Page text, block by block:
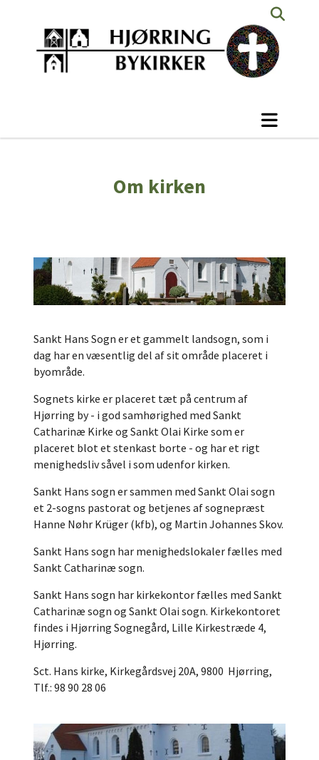
Om kirken
Sankt Hans Sogn er et gammelt landsogn, som i
dag har en væsentlig del af sit område placeret i
byområde.
Sognets kirke er placeret tæt på centrum af
Hjørring by - i god samhørighed med Sankt
Catharinæ Kirke og Sankt Olai Kirke som er
placeret blot et stenkast borte - og har et rigt
menighedsliv såvel i som udenfor kirken.
Sankt Hans sogn er sammen med Sankt Olai sogn
et 2-sogns pastorat og betjenes af sognepræst
Hanne Nøhr Krüger (kfb), og Martin Johannes Skov.
Sankt Hans sogn har menighedslokaler fælles med
Sankt Catharinæ sogn.
Sankt Hans sogn har kirkekontor fælles med Sankt
Catharinæ sogn og Sankt Olai sogn. Kirkekontoret
findes i Hjørring Sognegård, Lille Kirkestræde 4,
Hjørring.
Sct. Hans kirke, Kirkegårdsvej 20A, 9800 Hjørring,
Tlf.: 98 90 28 06